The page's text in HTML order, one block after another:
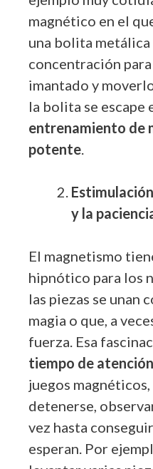
magnético en el
una bolita metálica
concentración
imantado y
la bolita se escape
entrenamiento de
potente
y la
El magnetismo
hipnótico para los
las piezas se unan
magia o que, a
fuerza. Esa
tiempo de
juegos
detenerse,
vez hasta
esperan. Por